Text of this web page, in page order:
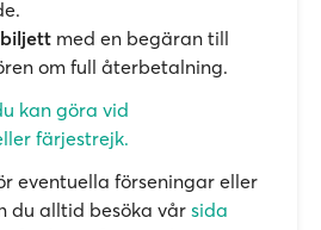
med en begäran till
om full återbetalning.
kan göra vid
färjestrejk.
eventuella förseningar eller
du alltid besöka vår sida